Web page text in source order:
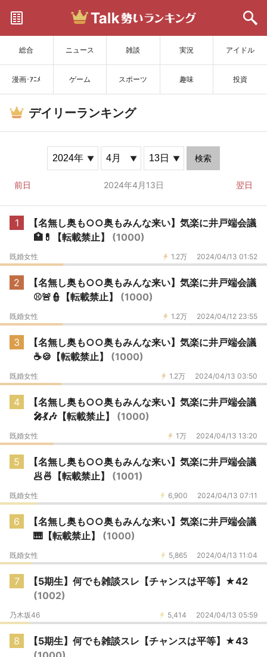
総合 ニュース 雑談 実況 アイドル
漫画･ｱﾆﾒ ゲーム スポーツ 趣味 投資
サイトを更新
デイリーランキング
検索
前日 2024年4月13日 翌日
1
【名無し奥も○○奥もみんな来い】気楽に井戸端会議
🏥💊【転載禁止】 (1000)
1.2万 2024/04/13 01:52
既婚女性
2
【名無し奥も○○奥もみんな来い】気楽に井戸端会議
⚾🚨👮【転載禁止】 (1000)
1.2万 2024/04/12 23:55
既婚女性
3
【名無し奥も○○奥もみんな来い】気楽に井戸端会議
☕️🍪【転載禁止】 (1000)
1.2万 2024/04/13 03:50
既婚女性
4
【名無し奥も○○奥もみんな来い】気楽に井戸端会議
🎤💃🎶【転載禁止】 (1000)
1万 2024/04/13 13:20
既婚女性
5
【名無し奥も○○奥もみんな来い】気楽に井戸端会議
🥟🍜【転載禁止】 (1001)
6,900 2024/04/13 07:11
既婚女性
6
【名無し奥も○○奥もみんな来い】気楽に井戸端会議
🎹【転載禁止】 (1000)
5,865 2024/04/13 11:04
既婚女性
7
【5期生】何でも雑談スレ【チャンスは平等】★42
(1002)
5,414 2024/04/13 05:59
乃木坂46
8
【5期生】何でも雑談スレ【チャンスは平等】★43